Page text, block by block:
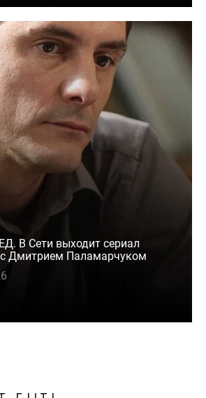
В Сети выходит сериал
с Дмитрием Паламарчуком